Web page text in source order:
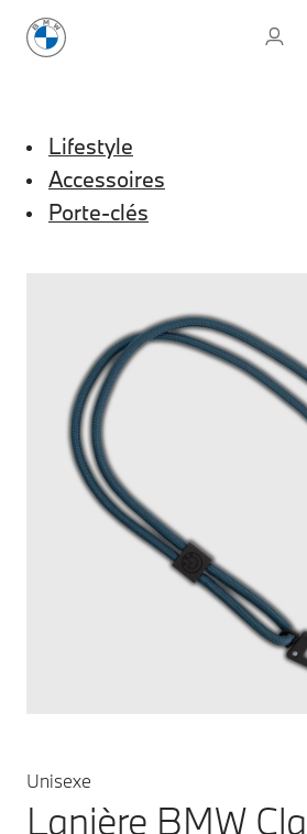
Lifestyle
Accessoires
Porte-clés
Unisexe
Lanière BMW